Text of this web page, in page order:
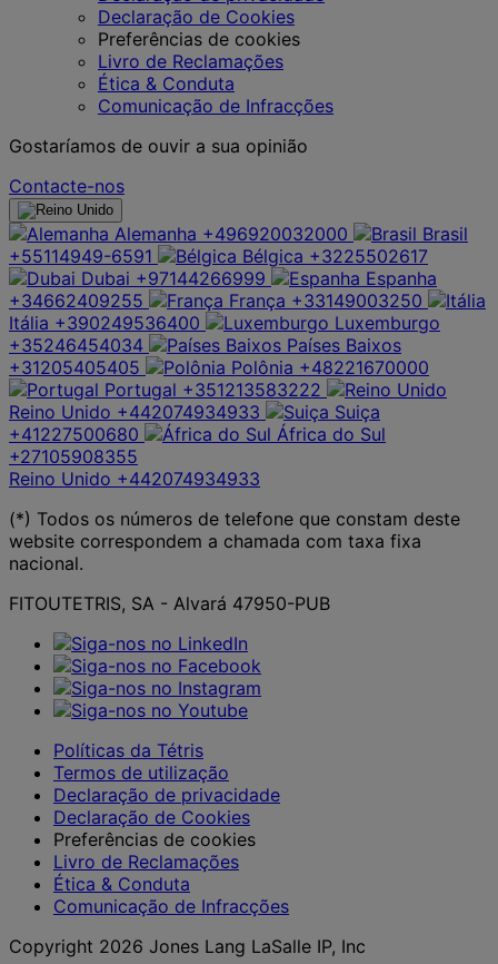
Declaração de Cookies
Preferências de cookies
Livro de Reclamações
Ética & Conduta
Comunicação de Infracções
Gostaríamos de ouvir a sua opinião
Contacte-nos
Alemanha +496920032000
Brasil
+55114949-6591
Bélgica +3225502617
Dubai +97144266999
Espanha
+34662409255
França +33149003250
Itália +390249536400
Luxemburgo
+35246454034
Países Baixos
+31205405405
Polônia +48221670000
Portugal +351213583222
Reino Unido +442074934933
Suiça
+41227500680
África do Sul
+27105908355
Reino Unido +442074934933
(*) Todos os números de telefone que constam deste
website correspondem a chamada com taxa fixa
nacional.
FITOUTETRIS, SA - Alvará 47950-PUB
Políticas da Tétris
Termos de utilização
Declaração de privacidade
Declaração de Cookies
Preferências de cookies
Livro de Reclamações
Ética & Conduta
Comunicação de Infracções
Copyright 2026 Jones Lang LaSalle IP, Inc